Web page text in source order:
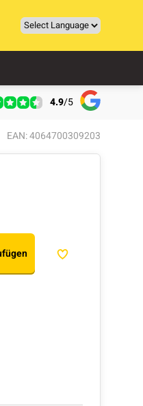
4.9/5
EAN: 4064700309203